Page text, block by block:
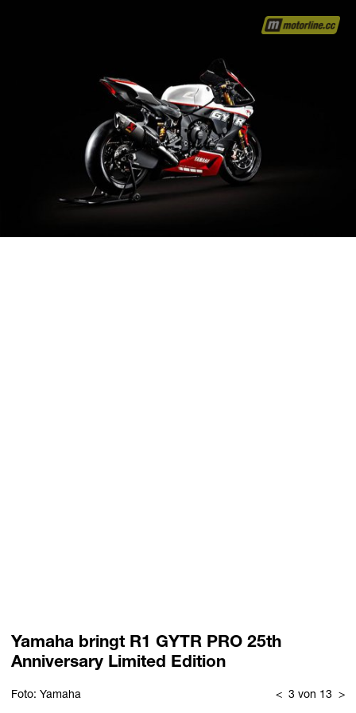
Yamaha bringt R1 GYTR PRO 25th
Anniversary Limited Edition
Foto: Yamaha < 3 von 13 >